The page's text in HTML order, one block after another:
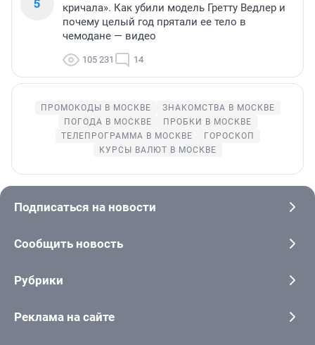
кричала». Как убили модель Гретту Ведлер и
почему целый год прятали ее тело в
чемодане — видео
105 231 14
ПРОМОКОДЫ В МОСКВЕ
ЗНАКОМСТВА В МОСКВЕ
ПОГОДА В МОСКВЕ
ПРОБКИ В МОСКВЕ
ТЕЛЕПРОГРАММА В МОСКВЕ
ГОРОСКОП
КУРСЫ ВАЛЮТ В МОСКВЕ
Подписаться на новости
Сообщить новость
Рубрики
Реклама на сайте